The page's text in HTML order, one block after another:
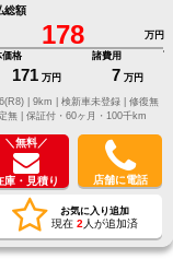
総額
178
万円
価格
171 万円
諸費用
7 万円
修復無
無 | 保証付・60ヶ月・100千km
＼無料／
庫・見積り 店舗に電話
お気に入り追加
現在 2 人が追加済